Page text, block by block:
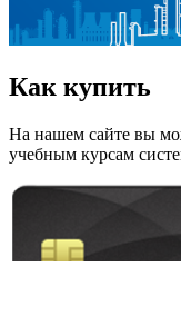
Как купить
На нашем сайте вы
учебным курсам